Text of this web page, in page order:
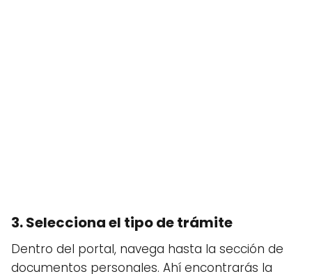
3. Selecciona el tipo de trámite
Dentro del portal, navega hasta la sección de
documentos personales. Ahí encontrarás la